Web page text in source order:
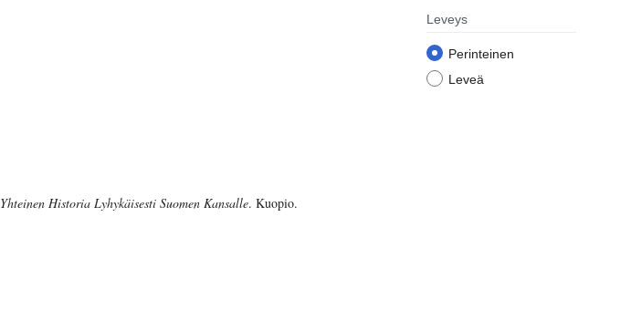
Leveys
Perinteinen
Leveä
Yhteinen Historia Lyhykäisesti Suomen Kansalle. Kuopio.